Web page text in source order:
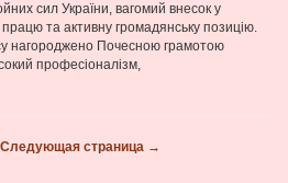
сил України, вагомий внесок у
та активну громадянську позицію.
нагороджено Почесною грамотою
професіоналізм,
Следующая страница →